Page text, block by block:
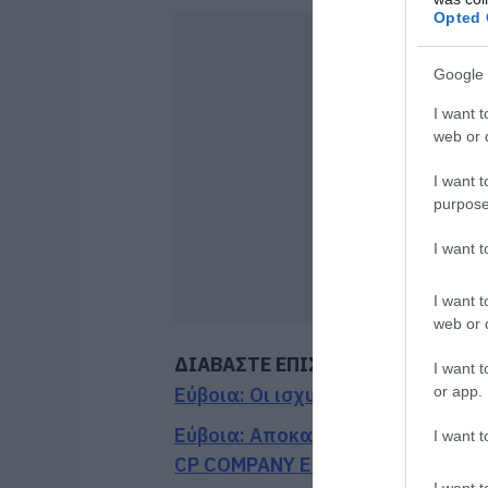
Opted
Google
I want
web or
I want
I want
I want
web or
I want
or app.
I want
ΔΙΑΒΑΣΤΕ ΕΠΙΣΗΣ
Εύβοια: Οι ισχυροί άνεμοι
Εύβοια: Αποκαταστάθηκε το
CP COMPANY Ε.Ε.